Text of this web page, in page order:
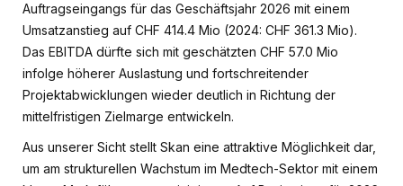
Auftragseingangs für das Geschäftsjahr 2026 mit einem
Umsatzanstieg auf CHF 414.4 Mio (2024: CHF 361.3 Mio).
Das EBITDA dürfte sich mit geschätzten CHF 57.0 Mio
infolge höherer Auslastung und fortschreitender
Projektabwicklungen wieder deutlich in Richtung der
mittelfristigen Zielmarge entwickeln.
Aus unserer Sicht stellt Skan eine attraktive Möglichkeit dar,
um am strukturellen Wachstum im Medtech-Sektor mit einem